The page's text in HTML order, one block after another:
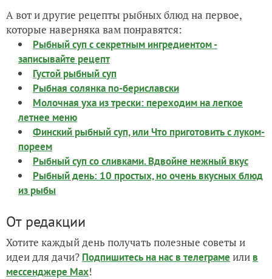
А вот и другие рецепты рыбных блюд на первое,
которые наверняка вам понравятся:
Рыбный суп с секретным ингредиентом -
записывайте рецепт
Густой рыбный суп
Рыбная солянка по-бериславски
Молочная уха из трески: переходим на легкое
летнее меню
Финский рыбный суп, или Что приготовить с луком-
пореем
Рыбный суп со сливками. Вдвойне нежный вкус
Рыбный день: 10 простых, но очень вкусных блюд
из рыбы
От редакции
Хотите каждый день получать полезные советы и
идеи для дачи? Подпишитесь на нас в телеграме или в
мессенджере Max!